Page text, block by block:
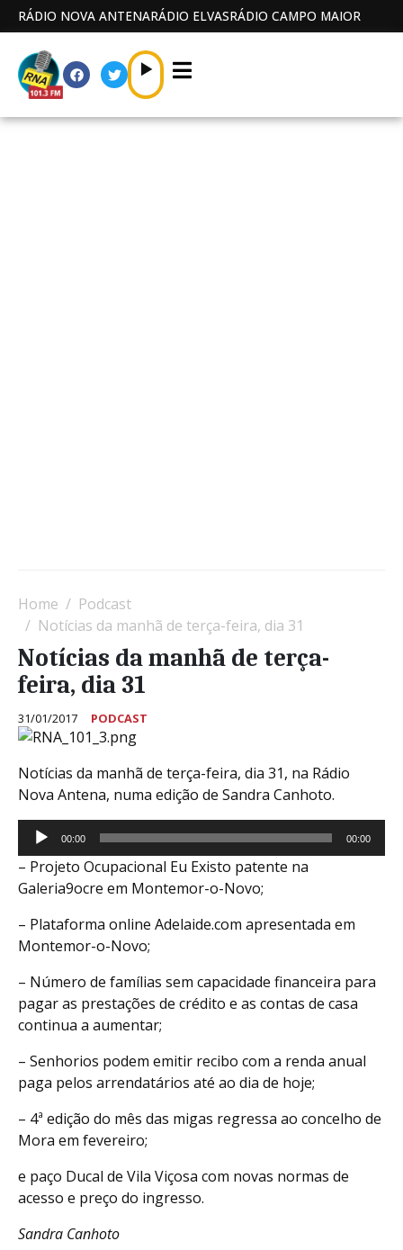
RÁDIO NOVA ANTENARÁDIO ELVASRÁDIO CAMPO MAIOR
Home
Podcast
Notícias da manhã de terça-feira, dia 31
Notícias da manhã de terça-
feira, dia 31
31/01/2017 PODCAST
Notícias da manhã de terça-feira, dia 31, na Rádio
Nova Antena, numa edição de Sandra Canhoto.
Reprodutor
de
áudio
00:00 00:00
– Projeto Ocupacional Eu Existo patente na
Galeria9ocre em Montemor-o-Novo;
– Plataforma online Adelaide.com apresentada em
Montemor-o-Novo;
– Número de famílias sem capacidade financeira para
pagar as prestações de crédito e as contas de casa
continua a aumentar;
– Senhorios podem emitir recibo com a renda anual
paga pelos arrendatários até ao dia de hoje;
– 4ª edição do mês das migas regressa ao concelho de
Mora em fevereiro;
e paço Ducal de Vila Viçosa com novas normas de
acesso e preço do ingresso.
Sandra Canhoto